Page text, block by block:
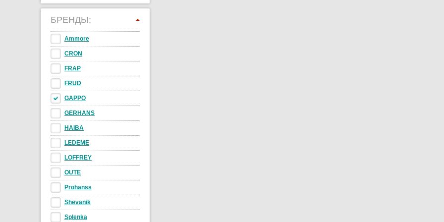
БРЕНДЫ:
Ammore
CRON
FRAP
FRUD
GAPPO
GERHANS
HAIBA
LEDEME
LOFFREY
OUTE
Prohanss
Shevanik
Splenka